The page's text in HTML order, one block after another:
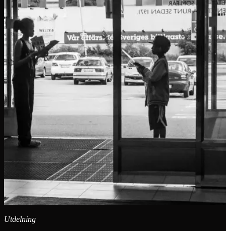
Utdelning